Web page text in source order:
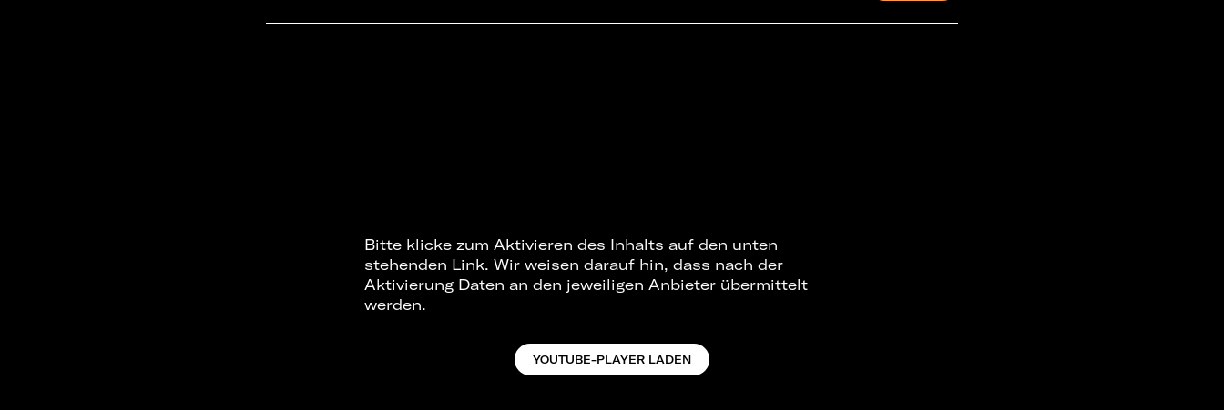
Bitte klicke zum Aktivieren des Inhalts auf den unten
stehenden Link. Wir weisen darauf hin, dass nach der
Aktivierung Daten an den jeweiligen Anbieter übermittelt
werden.
YOUTUBE-PLAYER LADEN